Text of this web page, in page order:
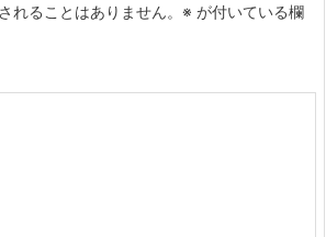
れることはありません。 ※ が付いている欄